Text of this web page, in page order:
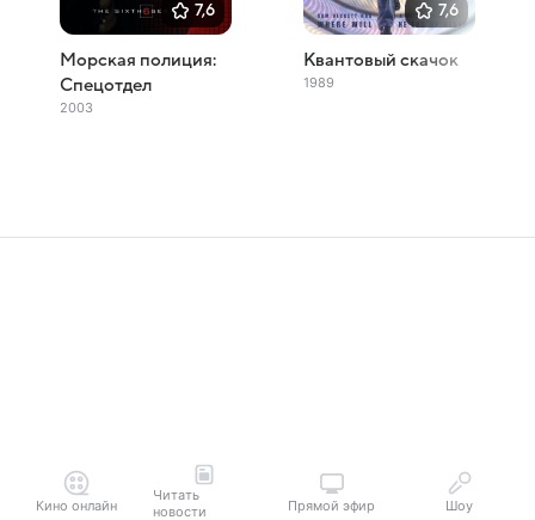
7,6
Морская полиция:
Спецотдел
2003
7,6
Квантовый скачок
1989
Кино онлайн
Читать
новости
Прямой эфир Шоу